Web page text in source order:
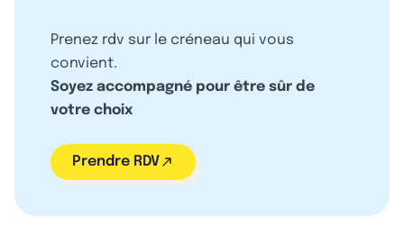
Prenez rdv sur le créneau qui vous
convient.
Soyez accompagné pour être sûr de
votre choix
Prendre RDV